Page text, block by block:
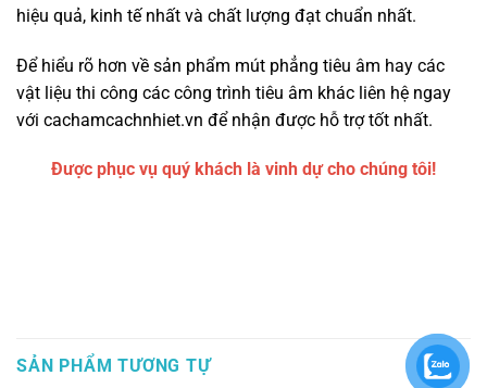
hiệu quả, kinh tế nhất và chất lượng đạt chuẩn nhất.
Để hiểu rõ hơn về sản phẩm mút phẳng tiêu âm hay các
vật liệu thi công các công trình tiêu âm khác liên hệ ngay
với cachamcachnhiet.vn để nhận được hỗ trợ tốt nhất.
Được phục vụ quý khách là vinh dự cho chúng tôi!
SẢN PHẨM TƯƠNG TỰ